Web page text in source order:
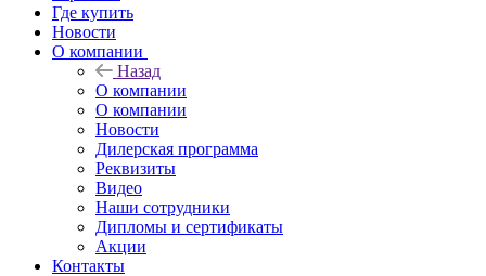
Где купить
Новости
О компании
Назад
О компании
О компании
Новости
Дилерская программа
Реквизиты
Видео
Наши сотрудники
Дипломы и сертификаты
Акции
Контакты